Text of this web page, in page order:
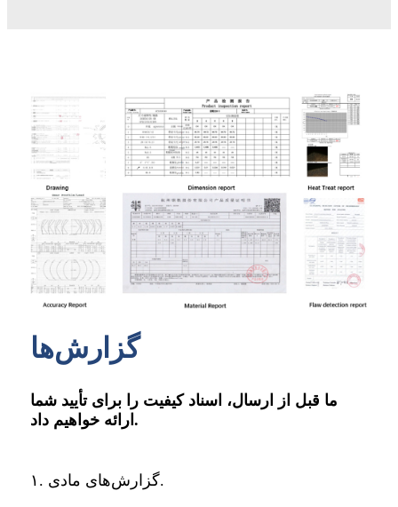
گزارش‌ها
ما قبل از ارسال، اسناد کیفیت را برای تأیید شما
ارائه خواهیم داد.
۱. گزارش‌های مادی.